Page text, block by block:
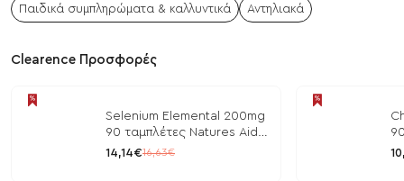
Παιδικά συμπληρώματα & καλλυντικά Αντηλιακά
Clearence Προσφορές
Selenium Elemental 200mg
90 ταμπλέτες Natures Aid
/ Μέταλλα
14,14€16,63€
/